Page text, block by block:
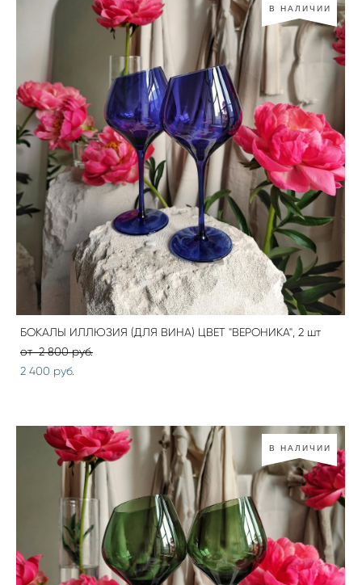
В НАЛИЧИИ
БОКАЛЫ ИЛЛЮЗИЯ (ДЛЯ ВИНА) ЦВЕТ "ВЕРОНИКА", 2 шт
от 2 800 pуб.
2 400 pуб.
В НАЛИЧИИ